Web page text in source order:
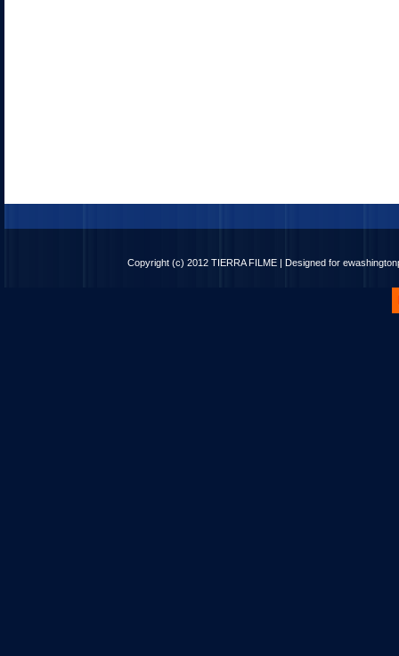
Copyright (c) 2012 TIERRA FILME | Designed for